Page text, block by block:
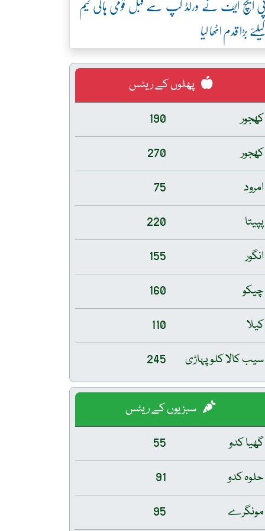
بڑا قدم اٹھا لیا
پھلوں کے ریٹس
کھجور
190
کھجور
270
امرود
75
پپیتا
220
انگور
155
چیکو
160
کیلا
110
سیب کالا کلو پہاڑی
245
سبزیوں کے ریٹس
گھیا کدو
55
حلوہ کدو
91
مونگرے
95